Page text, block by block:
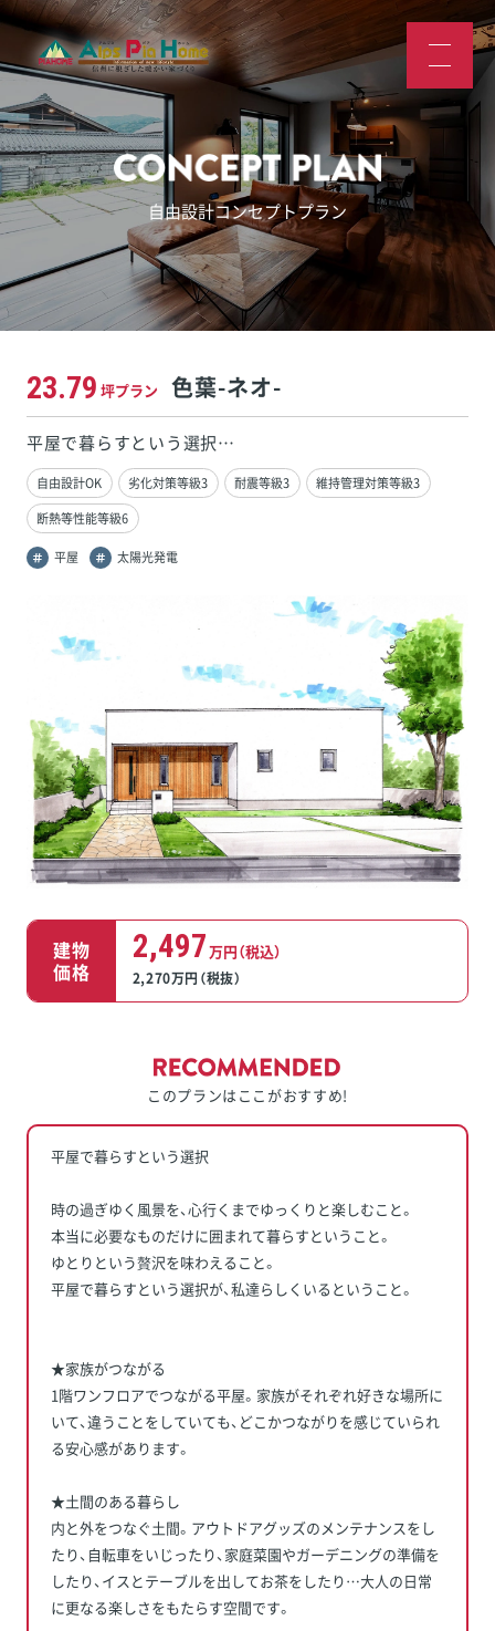
自由設計コンセプトプラン
23.79 坪プラン 色葉-ネオ-
平屋で暮らすという選択…
自由設計OK 劣化対策等級3 耐震等級3
維持管理対策等級3
断熱等性能等級6
平屋 太陽光発電
建物
価格
2,497万円（税込）
2,270万円（税抜）
このプランはここがおすすめ!
平屋で暮らすという選択
時の過ぎゆく風景を、心行くまでゆっくりと楽しむこと。
本当に必要なものだけに囲まれて暮らすということ。
ゆとりという贅沢を味わえること。
平屋で暮らすという選択が、私達らしくいるということ。
★家族がつながる
1階ワンフロアでつながる平屋。家族がそれぞれ好きな場所に
いて、違うことをしていても、どこかつながりを感じていられ
る安心感があります。
★土間のある暮らし
内と外をつなぐ土間。アウトドアグッズのメンテナンスをし
たり、自転車をいじったり、家庭菜園やガーデニングの準備を
したり、イスとテーブルを出してお茶をしたり…大人の日常
に更なる楽しさをもたらす空間です。